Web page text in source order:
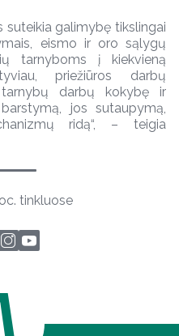
suteikia galimybę tikslingai
eismo ir oro sąlygų
tarnyboms į kiekvieną
priežiūros darbų
darbų kokybę ir
jos sutaupymą,
ridą“, – teigia
tinkluose